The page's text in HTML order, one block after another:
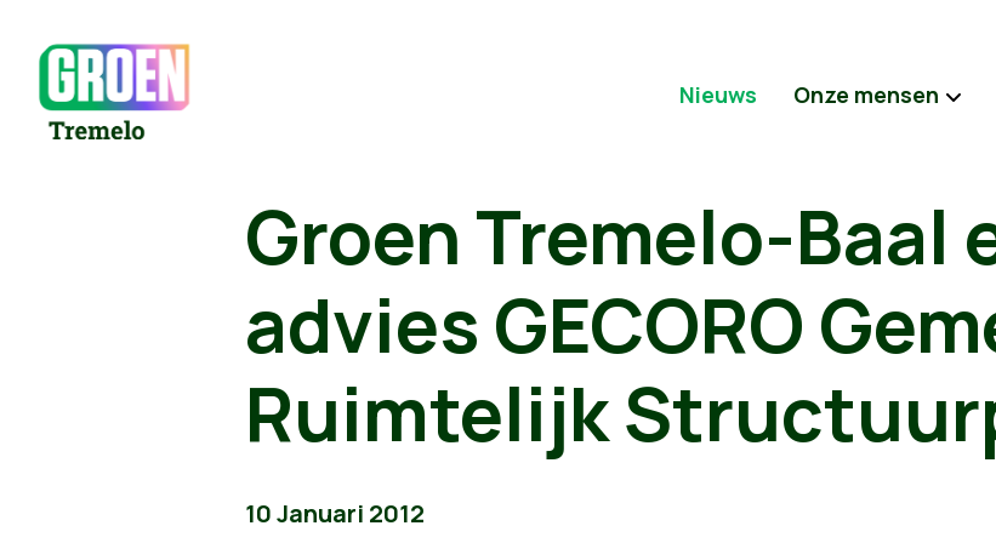
Nieuws Onze mensen
Groen Tremelo-Baal
advies GECORO
Ruimtelijk
10 Januari 2012